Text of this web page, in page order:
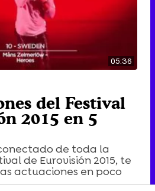
05:36
del Festival
2015 en 5
de toda la
de Eurovisión 2015, te
actuaciones en poco